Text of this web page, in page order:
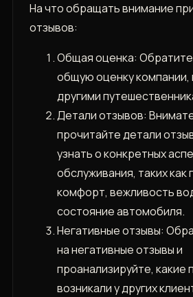
На что обращать внимание
отзывов:
Общая оценка:
общую оценку
другими
Детали отзывов:
прочитайте детали
узнать о конкретных
обслуживания‚ таких как
комфорт‚ вежливость
состояние автомобиля.
Негативные отзывы:
на негативные отзывы и
проанализируйте‚
возникали у других